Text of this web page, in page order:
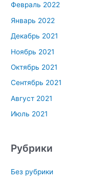
Февраль 2022
Январь 2022
Декабрь 2021
Ноябрь 2021
Октябрь 2021
Сентябрь 2021
Август 2021
Июль 2021
Рубрики
Без рубрики